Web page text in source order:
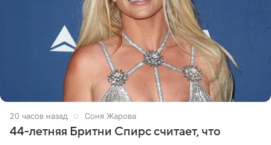
20 часов назад Соня Жарова
44-летняя Бритни Спирс считает, что